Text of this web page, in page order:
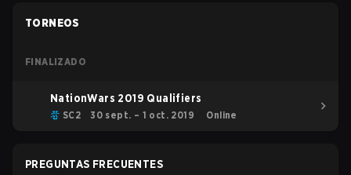
TORNEOS
FINALIZADO
NationWars 2019 Qualifiers
SC2 30 sept. – 1 oct. 2019 Online
PREGUNTAS FRECUENTES